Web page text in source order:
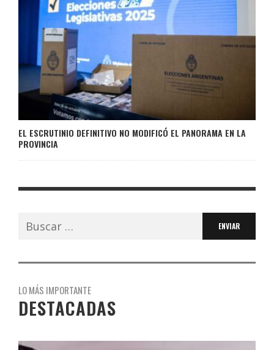
EL ESCRUTINIO DEFINITIVO NO MODIFICÓ EL PANORAMA EN LA
PROVINCIA
Buscar:
LO MÁS IMPORTANTE
DESTACADAS